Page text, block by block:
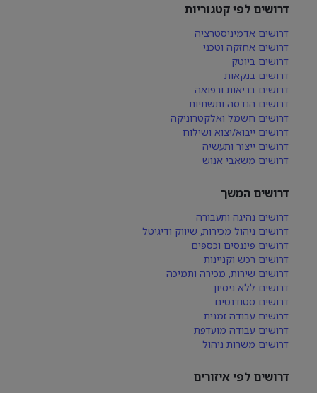
דרושים לפי קטגוריות
דרושים אדמיניסטרציה
דרושים אחזקה וטכני
דרושים ביוטק
דרושים בנקאות
דרושים בריאות ורפואה
דרושים הנדסה ותשתיות
דרושים חשמל ואלקטרוניקה
דרושים ייבוא/יצוא ושילוח
דרושים ייצור ותעשיה
דרושים משאבי אנוש
דרושים המשך
דרושים נהיגה ותעבורה
דרושים ניהול מכירות, שיווק ודיגיטל
דרושים פיננסים וכספים
דרושים רכש וקניינות
דרושים שירות, מכירה ותמיכה
דרושים ללא ניסיון
דרושים סטודנטים
דרושים עבודה זמנית
דרושים עבודה מועדפת
דרושים משרות ניהול
דרושים לפי איזורים